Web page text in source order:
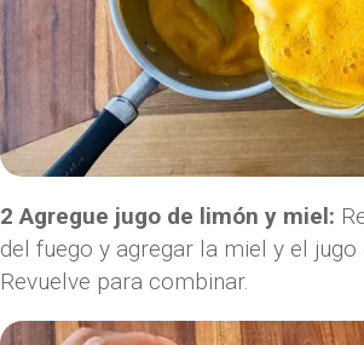
2 Agregue jugo de limón y miel:
del fuego y agregar la miel y el jugo
Revuelve para combinar.